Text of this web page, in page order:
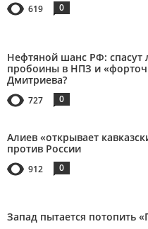
619 0
Нефтяной шанс РФ: спасут
пробоины в НПЗ и
Дмитриева?
727 0
Алиев «открывает
против России
912 0
Запад пытается потопить